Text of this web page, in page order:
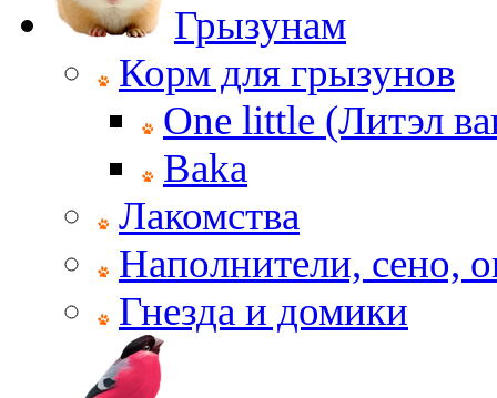
Грызунам
Корм для грызунов
One little (Литэл
Baka
Лакомства
Наполнители, сено,
Гнезда и домики